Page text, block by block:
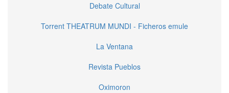
Debate Cultural
Torrent THEATRUM MUNDI - Ficheros emule
La Ventana
Revista Pueblos
Oximoron